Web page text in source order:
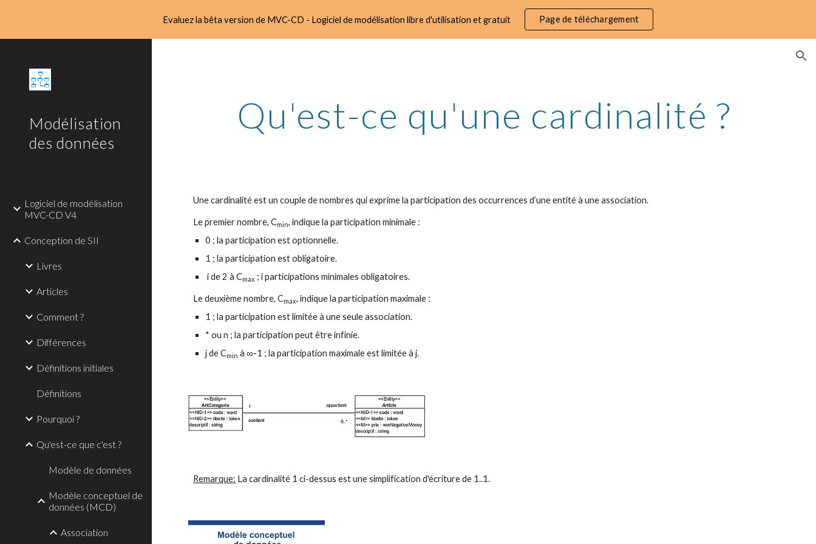
Skip to main content Skip to navigation
Evaluez la bêta version de MVC-CD - Logiciel de modélisation libre d'utilisation et gratuit Page de téléchargement
Modélisation
des données
Logiciel de modélisation
MVC-CD V4
Conception de SII
Livres
Articles
Comment ?
Différences
Définitions initiales
Définitions
Pourquoi ?
Qu'est-ce que c'est ?
Modèle de données
Modèle conceptuel de
données (MCD)
Association
Qu'est-ce qu'une cardinalité ?
Une cardinalité est un couple de nombres qui exprime la participation des occurrences d’une entité à une association.
Le premier nombre, Cmin, indique la participation minimale :
0 ; la participation est optionnelle.
1 ; la participation est obligatoire.
i de 2 à Cmax ; i participations minimales obligatoires.
Le deuxième nombre, Cmax, indique la participation maximale :
1 ; la participation est limitée à une seule association.
* ou n ; la participation peut être infinie.
j de Cmin à ∞-1 ; la participation maximale est limitée à j.
Remarque: La cardinalité 1 ci-dessus est une simplification d'écriture de 1..1.